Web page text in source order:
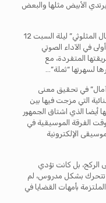
الأبيض مثلها والبعض
على ركح المسرح الروماني بقرطاج، أطلت “آمال المثلوثي” ليلة السبت 12
في الآداء الصوتي
المتفردة، مع
لسهرتها “ثملة”…
في تحقيق معنى
التي مزجت فيها بين
أيضا الذي اشتاق الجمهور
الفرقة الموسيقية في
الإلكترونية
الركح، بل كانت تؤدي
تتحرك بشكل مدروس، لم
بأمهات القضايا في